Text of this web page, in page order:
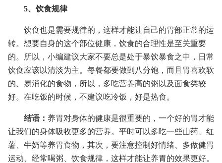
5、饮食规律
饮食也是需要规律的，这样才能让自己的胃部正常的运
转。想要自身的这个部位健康，饮食的合理性是至关重要
的。所以，小编建议大家不要总是处于暴饮暴食之中，日常
饮食应该以清淡为主。每餐都要做到八分饱，而且胃喜欢软
的、易消化的食物，所以，多吃营养高的粥以及面食类较
好。在吃饭的时候，不建议吃冷饭，好是热食。
结语： 养胃对身体的健康是很重要的，一个好的胃才能
让我们的身体吸收更多的营养。平时可以多吃一些山药、红
薯、牛奶等养胃食物，其次，要注意控制好情绪、多做健胃
运动、经常喝粥、饮食规律，这样才能让养胃的效果更好。